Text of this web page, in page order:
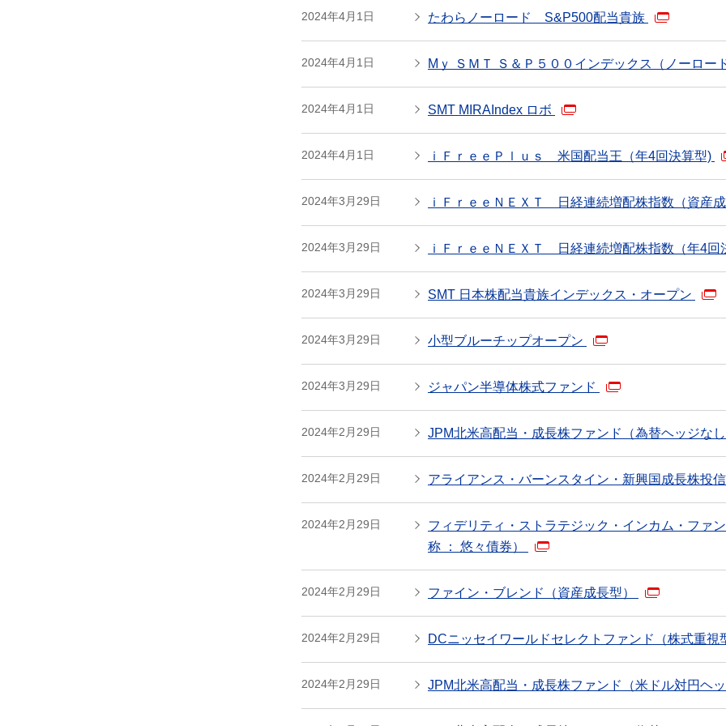
2024年4月1日 たわらノーロード S&P500配当貴族
2024年4月1日 Mｙ ＳＭＴ Ｓ＆Ｐ５００インデックス（ノーロー
2024年4月1日 SMT MIRAIndex ロボ
2024年4月1日 ｉＦｒｅｅＰｌｕｓ 米国配当王（年4回決算型)
2024年3月29日 ｉＦｒｅｅＮＥＸＴ 日経連続増配株指数（資産成
2024年3月29日 ｉＦｒｅｅＮＥＸＴ 日経連続増配株指数（年4回
2024年3月29日 SMT 日本株配当貴族インデックス・オープン
2024年3月29日 小型ブルーチップオープン
2024年3月29日 ジャパン半導体株式ファンド
2024年2月29日 JPM北米高配当・成長株ファンド（為替ヘッジな
2024年2月29日 アライアンス・バーンスタイン・新興国成長株投
2024年2月29日
フィデリティ・ストラテジック・インカム・ファ
称 ： 悠々債券）
2024年2月29日 ファイン・ブレンド（資産成長型）
2024年2月29日 DCニッセイワールドセレクトファンド（株式重視
2024年2月29日 JPM北米高配当・成長株ファンド（米ドル対円ヘ